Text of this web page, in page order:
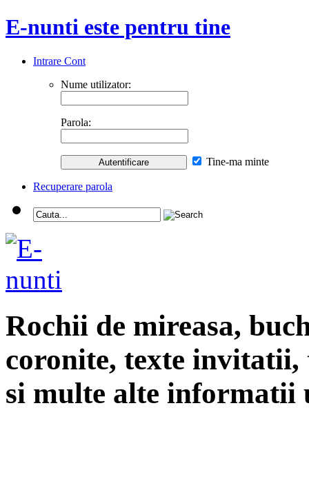
E-nunti este pentru tine
Intrare Cont
Nume utilizator:
Parola:
Tine-ma minte
Recuperare parola
Rochii de mireasa,
coronite, texte
si multe alte informatii